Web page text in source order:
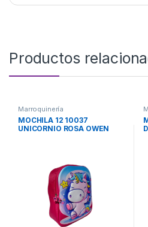
Productos
Marroquinería
MOCHILA 12 10037
UNICORNIO ROSA OWEN